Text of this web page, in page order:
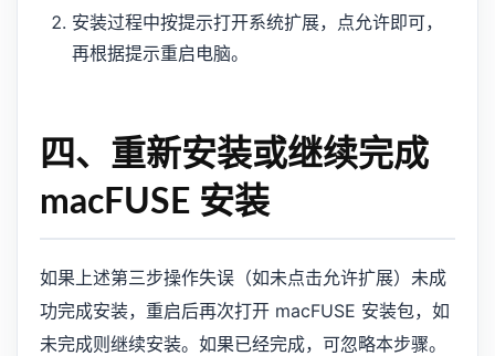
安装过程中按提示打开系统扩展，点允许即可，
再根据提示重启电脑。
四、重新安装或继续完成
macFUSE 安装
如果上述第三步操作失误（如未点击允许扩展）未成
功完成安装，重启后再次打开 macFUSE 安装包，如
未完成则继续安装。如果已经完成，可忽略本步骤。